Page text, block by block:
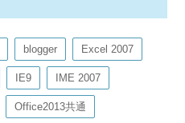
blogger Excel 2007
IE9 IME 2007
Office2013共通